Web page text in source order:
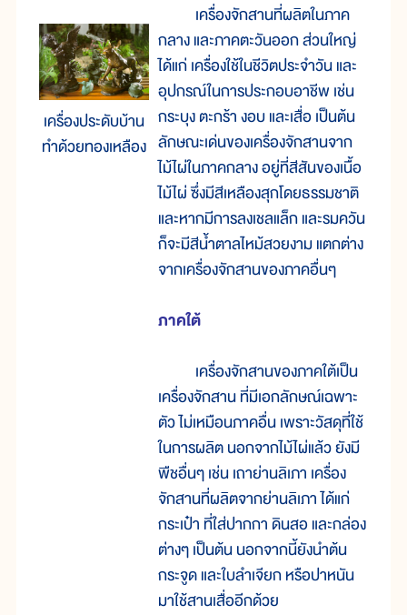
เครื่องประดับบ้าน
ทำด้วยทองเหลือง
เครื่องจักสานที่ผลิตในภาค
กลาง และภาคตะวันออก ส่วนใหญ่
ได้แก่ เครื่องใช้ในชีวิตประจำวัน และ
อุปกรณ์ในการประกอบอาชีพ เช่น
กระบุง ตะกร้า งอบ และเสื่อ เป็นต้น
ลักษณะเด่นของเครื่องจักสานจาก
ไม้ไผ่ในภาคกลาง อยู่ที่สีสันของเนื้อ
ไม้ไผ่ ซึ่งมีสีเหลืองสุกโดยธรรมชาติ
และหากมีการลงเชลแล็ก และรมควัน
ก็จะมีสีน้ำตาลไหม้สวยงาม แตกต่าง
จากเครื่องจักสานของภาคอื่นๆ
ภาคใต้
เครื่องจักสานของภาคใต้เป็น
เครื่องจักสาน ที่มีเอกลักษณ์เฉพาะ
ตัว ไม่เหมือนภาคอื่น เพราะวัสดุที่ใช้
ในการผลิต นอกจากไม้ไผ่แล้ว ยังมี
พืชอื่นๆ เช่น เถาย่านลิเภา เครื่อง
จักสานที่ผลิตจากย่านลิเภา ได้แก่
กระเป๋า ที่ใส่ปากกา ดินสอ และกล่อง
ต่างๆ เป็นต้น นอกจากนี้ยังนำต้น
กระจูด และใบลำเจียก หรือปาหนัน
มาใช้สานเสื่ออีกด้วย